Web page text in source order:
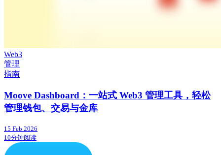
Web3
管理
指南
Moove Dashboard：一站式 Web3 管理工具，轻松
管理钱包、交易与金库
15 Feb 2026
10分钟阅读